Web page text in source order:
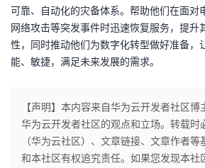
可靠、自动化的灾备体系。帮助他们在面对
网络攻击等突发事件时迅速恢复服务，提升
性，同时推动他们为数字化转型做好准备，
能、敏捷，满足未来发展的需求。
【声明】本内容来自华为云开发者社区
华为云开发者社区的观点和立场。转载时
（华为云社区）、文章链接、文章作者
和本社区有权追究责任。如果您发现本社